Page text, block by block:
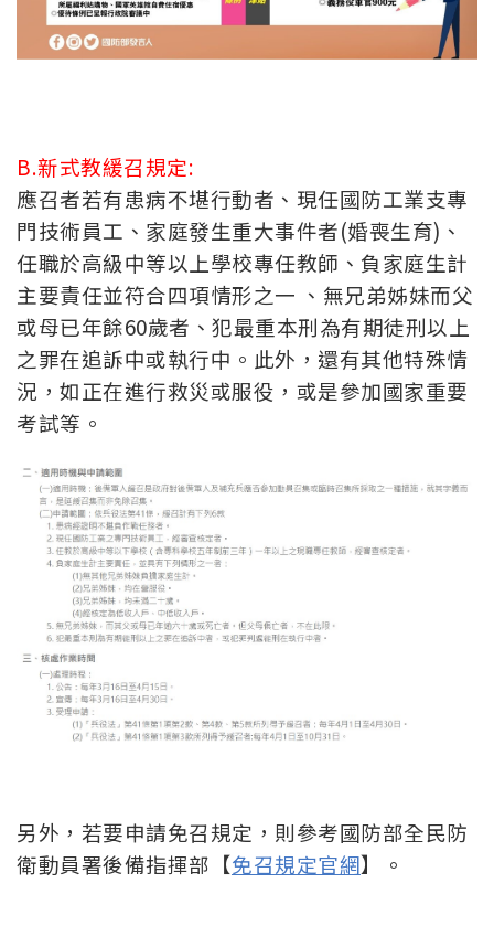
B.新式教緩召規定:
應召者若有患病不堪行動者、現任國防工業支專
門技術員工、家庭發生重大事件者(婚喪生育)、
任職於高級中等以上學校專任教師、負家庭生計
主要責任並符合四項情形之一 、無兄弟姊妹而父
或母已年餘60歲者、犯最重本刑為有期徒刑以上
之罪在追訴中或執行中。此外，還有其他特殊情
況，如正在進行救災或服役，或是參加國家重要
考試等。
另外，若要申請免召規定，則參考國防部全民防
衛動員署後備指揮部【免召規定官網】。